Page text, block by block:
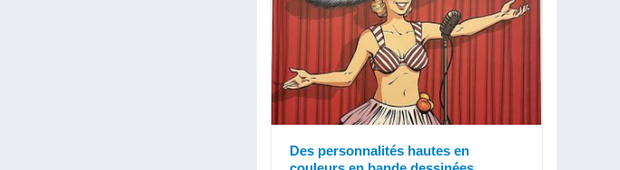
Des personnalités hautes en